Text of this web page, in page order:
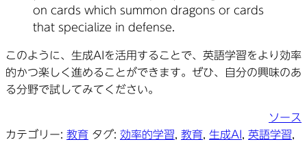
on cards which summon dragons or cards
that specialize in defense.
このように、生成AIを活用することで、英語学習をより効率
的かつ楽しく進めることができます。ぜひ、自分の興味のあ
る分野で試してみてください。
ソース
カテゴリー: 教育 タグ: 効率的学習, 教育, 生成AI , 英語学習,